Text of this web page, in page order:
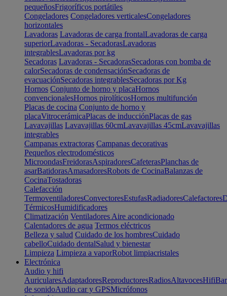
pequeñosFrigoríficos portátiles
Congeladores Congeladores verticalesCongeladores
horizontales
Lavadoras Lavadoras de carga frontalLavadoras de carga
superiorLavadoras - SecadorasLavadoras
integrablesLavadoras por kg
Secadoras Lavadoras - SecadorasSecadoras con bomba de
calorSecadoras de condensaciónSecadoras de
evacuaciónSecadoras integrablesSecadoras por Kg
Hornos Conjunto de horno y placaHornos
convencionalesHornos pirolíticosHornos multifunción
Placas de cocina Conjunto de horno y
placaVitrocerámicaPlacas de inducciónPlacas de gas
Lavavajillas Lavavajillas 60cmLavavajillas 45cmLavavajillas
integrables
Campanas extractoras Campanas decorativas
Pequeños electrodomésticos
MicroondasFreidorasAspiradoresCafeterasPlanchas de
asarBatidorasAmasadoresRobots de CocinaBalanzas de
CocinaTostadoras
Calefacción
TermoventiladoresConvectoresEstufasRadiadoresCalefactores
TérmicosHumidificadores
Climatización Ventiladores Aire acondicionado
Calentadores de agua Termos eléctricos
Belleza y salud Cuidado de los hombresCuidado
cabelloCuidado dentalSalud y bienestar
Limpieza Limpieza a vaporRobot limpiacristales
Electrónica
Audio y hifi
AuricularesAdaptadoresReproductoresRadiosAltavocesHifi
de sonidoAudio car y GPSMicrófonos